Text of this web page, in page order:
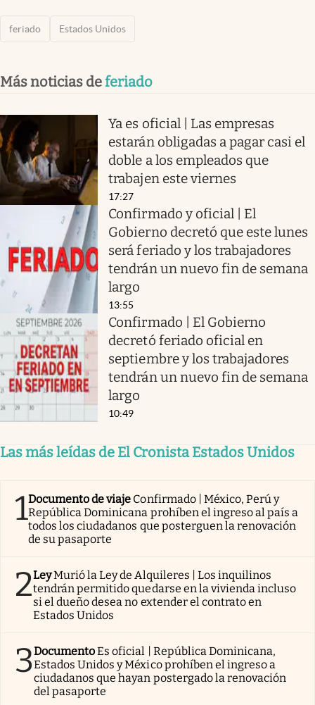
feriado Estados Unidos
Más noticias deferiado
Ya es oficial | Las empresas
estarán obligadas a pagar casi el
doble a los empleados que
trabajen este viernes
17:27
Confirmado y oficial | El
Gobierno decretó que este lunes
será feriado y los trabajadores
tendrán un nuevo fin de semana
largo
13:55
Confirmado | El Gobierno
decretó feriado oficial en
septiembre y los trabajadores
tendrán un nuevo fin de semana
largo
10:49
Las más leídas de El Cronista Estados Unidos
1Documento de viaje Confirmado | México, Perú y
República Dominicana prohíben el ingreso al país a
todos los ciudadanos que posterguen la renovación
de su pasaporte
2LeyMurió la Ley de Alquileres | Los inquilinos
tendrán permitido quedarse en la vivienda incluso
si el dueño desea no extender el contrato en
Estados Unidos
3DocumentoEs oficial | República Dominicana,
Estados Unidos y México prohíben el ingreso a
ciudadanos que hayan postergado la renovación
del pasaporte